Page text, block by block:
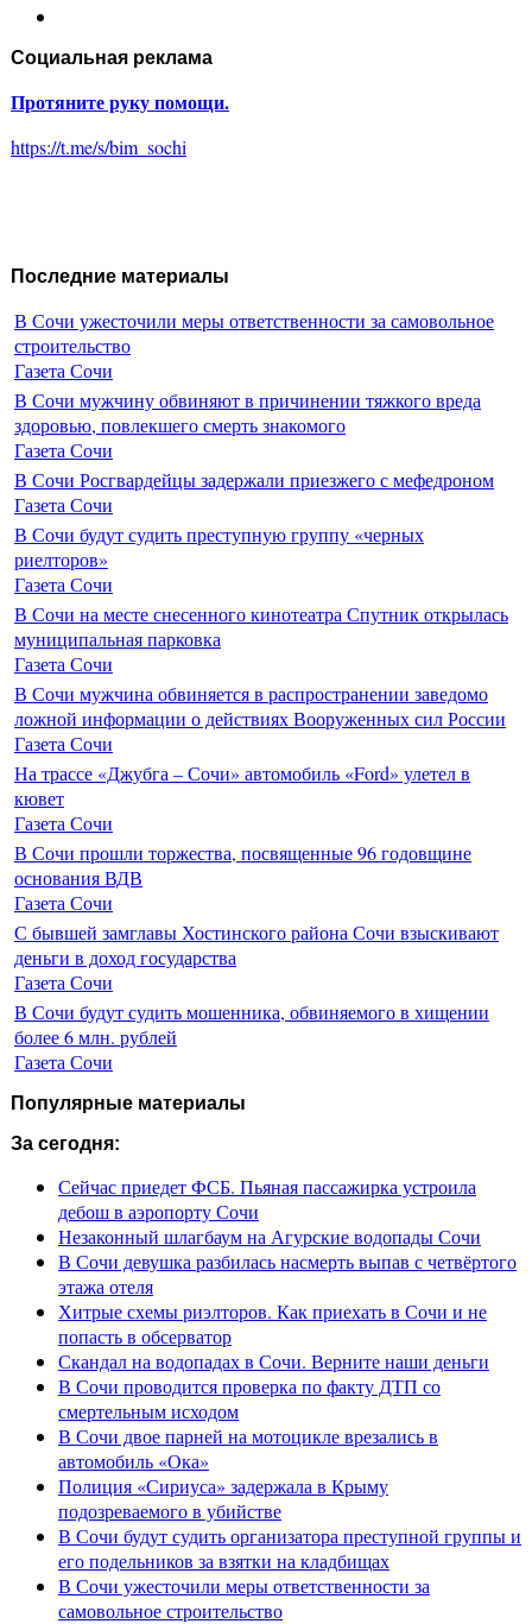
Социальная реклама
Протяните руку помощи.
https://t.me/s/bim_sochi
Последние материалы
В Сочи ужесточили меры ответственности за самовольное
строительство
Газета Сочи
В Сочи мужчину обвиняют в причинении тяжкого вреда
здоровью, повлекшего смерть знакомого
Газета Сочи
В Сочи Росгвардейцы задержали приезжего с мефедроном
Газета Сочи
В Сочи будут судить преступную группу «черных
риелторов»
Газета Сочи
В Сочи на месте снесенного кинотеатра Спутник открылась
муниципальная парковка
Газета Сочи
В Сочи мужчина обвиняется в распространении заведомо
ложной информации о действиях Вооруженных сил России
Газета Сочи
На трассе «Джубга – Сочи» автомобиль «Ford» улетел в
кювет
Газета Сочи
В Сочи прошли торжества, посвященные 96 годовщине
основания ВДВ
Газета Сочи
С бывшей замглавы Хостинского района Сочи взыскивают
деньги в доход государства
Газета Сочи
В Сочи будут судить мошенника, обвиняемого в хищении
более 6 млн. рублей
Газета Сочи
Популярные материалы
За сегодня:
Сейчас приедет ФСБ. Пьяная пассажирка устроила
дебош в аэропорту Сочи
Незаконный шлагбаум на Агурские водопады Сочи
В Сочи девушка разбилась насмерть выпав с четвёртого
этажа отеля
Хитрые схемы риэлторов. Как приехать в Сочи и не
попасть в обсерватор
Скандал на водопадах в Сочи. Верните наши деньги
В Сочи проводится проверка по факту ДТП со
смертельным исходом
В Сочи двое парней на мотоцикле врезались в
автомобиль «Ока»
Полиция «Сириуса» задержала в Крыму
подозреваемого в убийстве
В Сочи будут судить организатора преступной группы и
его подельников за взятки на кладбищах
В Сочи ужесточили меры ответственности за
самовольное строительство